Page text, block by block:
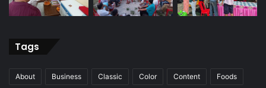
Tags
About Business Classic Color Content Foods